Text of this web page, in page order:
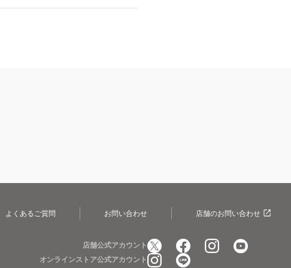
よくあるご質問 お問い合わせ 店舗のお問い合わせ
店舗公式アカウント
オンラインストア公式アカウント